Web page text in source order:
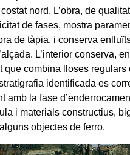
nord. L’obra, de
de fases, mostra
de tàpia, i conserva
L’interior conserva,
que combina lloses regulars
identificada es
amb la fase
i materials constructius,
objectes de ferro.